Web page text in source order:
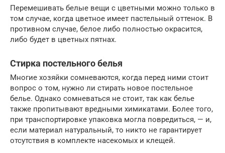
Перемешивать белые вещи с цветными можно только в
том случае, когда цветное имеет пастельный оттенок. В
противном случае, белое либо полностью окрасится,
либо будет в цветных пятнах.
Стирка постельного белья
Многие хозяйки сомневаются, когда перед ними стоит
вопрос о том, нужно ли стирать новое постельное
белье. Однако сомневаться не стоит, так как белье
также пропитывают вредными химикатами. Более того,
при транспортировке упаковка могла повредиться, — и,
если материал натуральный, то никто не гарантирует
отсутствия в комплекте насекомых и клещей.